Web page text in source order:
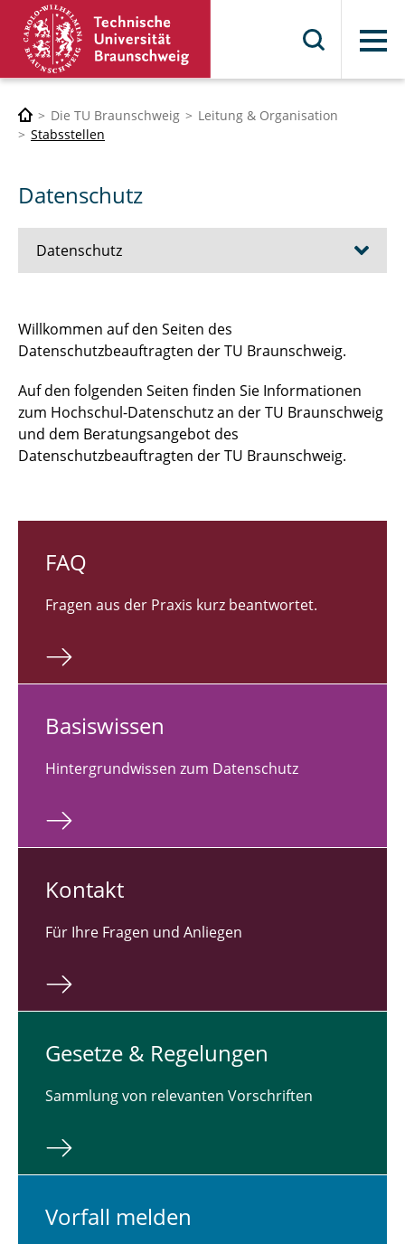
Menü
Die TU Braunschweig
Leitung & Organisation
Stabsstellen
Datenschutz
Datenschutz
Basiswissen
FAQ
Glossar
Datenschutzschulungen
Kontakt
Willkommen auf den Seiten des
Datenschutzbeauftragten der TU Braunschweig.
Auf den folgenden Seiten finden Sie Informationen
zum Hochschul-Datenschutz an der TU Braunschweig
und dem Beratungsangebot des
Datenschutzbeauftragten der TU Braunschweig.
FAQ
Fragen aus der Praxis kurz beantwortet.
Ba­sis­wis­sen
Hintergrundwissen zum Datenschutz
Kontakt
Für Ihre Fragen und Anliegen
Gesetze & Re­ge­lun­gen
Sammlung von relevanten Vorschriften
Vorfall melden